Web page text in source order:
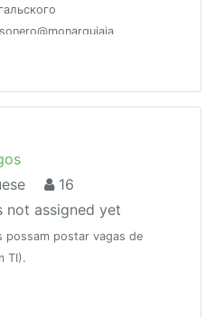
16
not assigned yet
possam postar vagas de
TI).